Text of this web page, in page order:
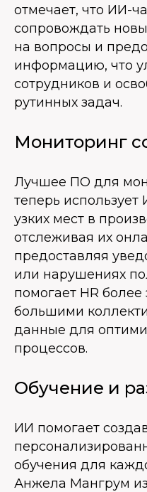
отмечает, что ИИ-
сопровождать
на вопросы и
информацию, что
сотрудников и
рутинных задач.
Мониторинг
Лучшее ПО для
теперь
узких мест в
отслеживая их
предоставляя
или нарушениях
помогает HR
большими
данные для
процессов.
Обучение и
ИИ помогает
обучения для
Анжела Мангрум